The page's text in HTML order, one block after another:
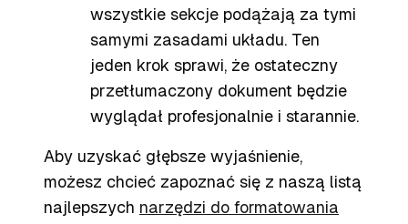
wszystkie sekcje podążają za tymi
samymi zasadami układu. Ten
jeden krok sprawi, że ostateczny
przetłumaczony dokument będzie
wyglądał profesjonalnie i starannie.
Aby uzyskać głębsze wyjaśnienie,
możesz chcieć zapoznać się z naszą listą
najlepszych narzędzi do formatowania